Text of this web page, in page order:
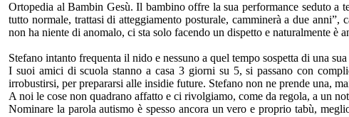
Ortopedia al Bambin Gesù. Il bambino offre la sua performance seduto a
tutto normale, trattasi di atteggiamento posturale, camminerà a due
non ha niente di anomalo, ci sta solo facendo un dispetto e naturalmente è
Stefano intanto frequenta il nido e nessuno a quel tempo sospetta di una
I suoi amici di scuola stanno a casa 3 giorni su 5, si passano con
irrobustirsi, per prepararsi alle insidie future. Stefano non ne prende una,
A noi le cose non quadrano affatto e ci rivolgiamo, come da regola, a un
Nominare la parola autismo è spesso ancora un vero e proprio tabù,